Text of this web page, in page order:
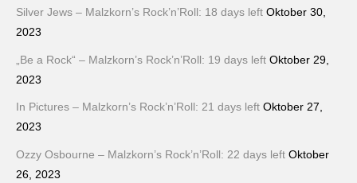
Silver Jews – Malzkorn’s Rock’n’Roll: 18 days left Oktober 30,
2023
„Be a Rock“ – Malzkorn’s Rock’n’Roll: 19 days left Oktober 29,
2023
In Pictures – Malzkorn’s Rock’n’Roll: 21 days left Oktober 27,
2023
Ozzy Osbourne – Malzkorn’s Rock’n’Roll: 22 days left Oktober
26, 2023